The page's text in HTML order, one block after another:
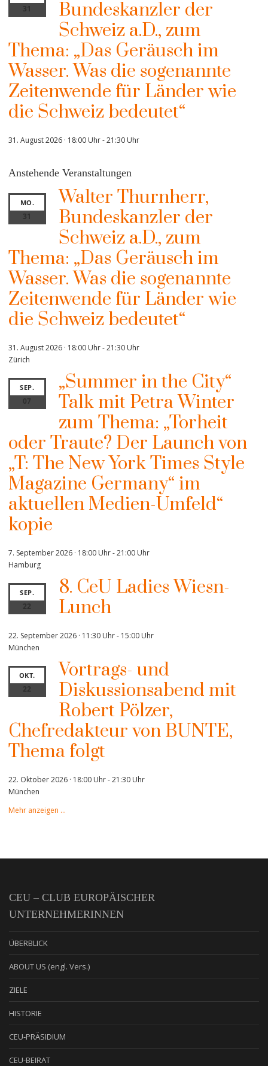
31
Bundeskanzler der
Schweiz a.D., zum
Thema: „Das Geräusch im
Wasser. Was die sogenannte
Zeitenwende für Länder wie
die Schweiz bedeutet“
31. August 2026 · 18:00 Uhr-21:30 Uhr
Anstehende Veranstaltungen
MO.
31
Walter Thurnherr,
Bundeskanzler der
Schweiz a.D., zum
Thema: „Das Geräusch im
Wasser. Was die sogenannte
Zeitenwende für Länder wie
die Schweiz bedeutet“
31. August 2026 · 18:00 Uhr-21:30 Uhr
Zürich
SEP.
07
„Summer in the City“
Talk mit Petra Winter
zum Thema: „Torheit
oder Traute? Der Launch von
„T: The New York Times Style
Magazine Germany“ im
aktuellen Medien-Umfeld“
kopie
7. September 2026 · 18:00 Uhr-21:00 Uhr
Hamburg
SEP.
22
8. CeU Ladies Wiesn-
Lunch
22. September 2026 · 11:30 Uhr- 15:00 Uhr
München
OKT.
22
Vortrags- und
Diskussionsabend mit
Robert Pölzer,
Chefredakteur von BUNTE,
Thema folgt
22. Oktober 2026 · 18:00 Uhr-21:30 Uhr
München
Mehr anzeigen …
CEU – CLUB EUROPÄISCHER
UNTERNEHMERINNEN
ÜBERBLICK
ABOUT US (engl. Vers.)
ZIELE
HISTORIE
CEU-PRÄSIDIUM
CEU-BEIRAT